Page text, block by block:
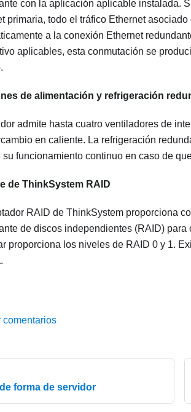
con la aplicación aplicable instalada.
primaria, todo el tráfico Ethernet
a la conexión Ethernet
aplicables, esta conmutación se
de alimentación y refrigeración
admite hasta cuatro ventiladores de
en caliente. La refrigeración
su funcionamiento continuo en caso de
de ThinkSystem RAID
RAID de ThinkSystem proporciona
de discos independientes (RAID)
proporciona los niveles de RAID 0 y 1.
comentarios
forma de servidor